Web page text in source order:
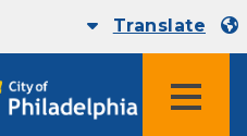
Translate